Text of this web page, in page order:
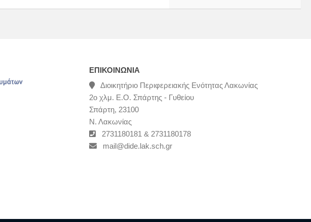
ΕΠΙΚΟΙΝΩΝΊΑ
Διοικητήριο Περιφερειακής Ενότητας Λακωνίας
2ο χλμ. Ε.Ο. Σπάρτης - Γυθείου
Σπάρτη, 23100
Ν. Λακωνίας
2731180181 & 2731180178
mail@dide.lak.sch.gr